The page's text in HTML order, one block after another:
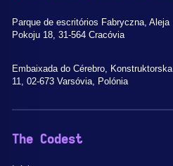
Parque de escritórios Fabryczna, Aleja
Pokoju 18, 31-564 Cracóvia
Embaixada do Cérebro, Konstruktorska
11, 02-673 Varsóvia, Polónia
The Codest